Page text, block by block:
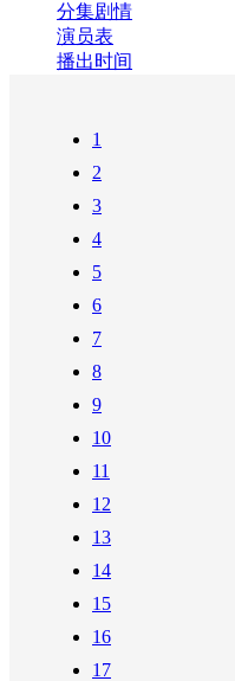
分集剧情
演员表
播出时间
1
2
3
4
5
6
7
8
9
10
11
12
13
14
15
16
17